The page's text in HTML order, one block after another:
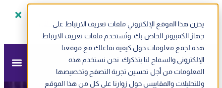
يخزن هذا الموقع الإلكتروني ملفات تعريف الارتباط على
جهاز الكمبيوتر الخاص بك. وتُستخدم ملفات تعريف الارتباط
هذه لجمع معلومات حول كيفية تفاعلك مع موقعنا
الإلكتروني والسماح لنا بتذكرك. نحن نستخدم هذه
المعلومات من أجل تحسين تجربة التصفح وتخصيصها
وللتحليلات والمقاييس حول زوارنا على كل من هذا الموقع
ندوة أونلاين - الفاتورة الإلكترونية في الإمارات سجل الآن